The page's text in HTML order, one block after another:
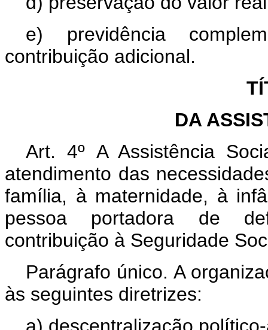
e) previdência
contribuição adicional.
DA
Art. 4º A Assistência
atendimento das
família, à maternidade, à
pessoa portadora de
contribuição à Seguridade
Parágrafo único. A
às seguintes diretrizes: